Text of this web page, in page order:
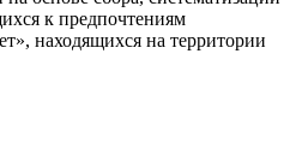
к предпочтениям
находящихся на территории